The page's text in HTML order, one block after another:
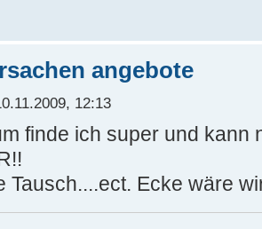
angebote
12:13
finde ich super und kann
Tausch....ect. Ecke wäre